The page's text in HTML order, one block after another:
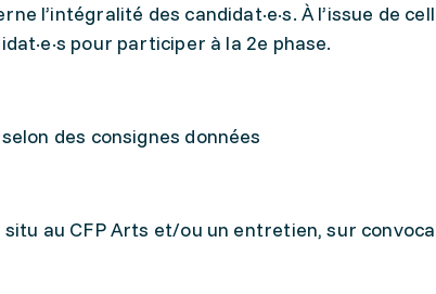
l’intégralité des candidat·e·s. À l’issue de
pour participer à la 2e phase.
des consignes données
au CFP Arts et/ou un ent­re­­tien, sur